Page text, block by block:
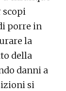
porre in
la
della
danni a
si